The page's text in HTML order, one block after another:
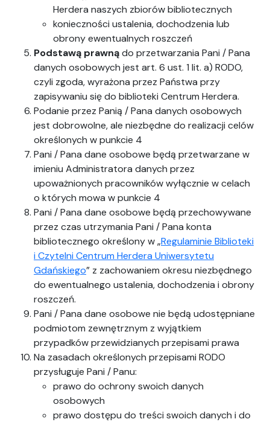
Herdera naszych zbiorów bibliotecznych
konieczności ustalenia, dochodzenia lub
obrony ewentualnych roszczeń
Podstawą prawnądo przetwarzania Pani / Pana
danych osobowych jest art. 6 ust. 1 lit. a) RODO,
czyli zgoda, wyrażona przez Państwa przy
zapisywaniu się do biblioteki Centrum Herdera.
Podanie przez Panią / Pana danych osobowych
jest dobrowolne, ale niezbędne do realizacji celów
określonych w punkcie 4
Pani / Pana dane osobowe będą przetwarzane w
imieniu Administratora danych przez
upoważnionych pracowników wyłącznie w celach
o których mowa w punkcie 4
Pani / Pana dane osobowe będą przechowywane
przez czas utrzymania Pani / Pana konta
bibliotecznego określony w „Regulaminie Biblioteki
i Czytelni Centrum Herdera Uniwersytetu
Gdańskiego” z zachowaniem okresu niezbędnego
do ewentualnego ustalenia, dochodzenia i obrony
roszczeń.
Pani / Pana dane osobowe nie będą udostępniane
podmiotom zewnętrznym z wyjątkiem
przypadków przewidzianych przepisami prawa
Na zasadach określonych przepisami RODO
przysługuje Pani / Panu:
prawo do ochrony swoich danych
osobowych
prawo dostępu do treści swoich danych i do